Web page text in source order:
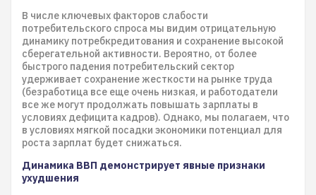
В числе ключевых факторов слабости
потребительского спроса мы видим отрицательную
динамику потребкредитования и сохранение высокой
сберегательной активности. Вероятно, от более
быстрого падения потребительский сектор
удерживает сохранение жесткости на рынке труда
(безработица все еще очень низкая, и работодатели
все же могут продолжать повышать зарплаты в
условиях дефицита кадров). Однако, мы полагаем, что
в условиях мягкой посадки экономики потенциал для
роста зарплат будет снижаться.
Динамика ВВП демонстрирует явные признаки
ухудшения